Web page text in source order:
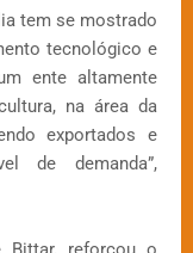
tem se mostrado
tecnológico e
ente altamente
na área da
exportados e
de demanda”,